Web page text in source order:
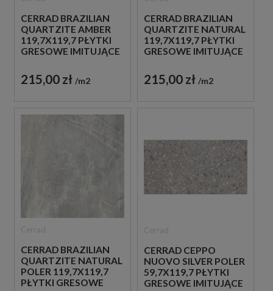
CERRAD BRAZILIAN
QUARTZITE AMBER
119,7X119,7 PŁYTKI
GRESOWE IMITUJĄCE
215,00 zł m2
CERRAD BRAZILIAN
QUARTZITE NATURAL
119,7X119,7 PŁYTKI
GRESOWE IMITUJĄCE
215,00 zł m2
CERRAD BRAZILIAN
QUARTZITE NATURAL
POLER 119,7X119,7
PŁYTKI GRESOWE
CERRAD CEPPO
NUOVO SILVER POLER
59,7X119,7 PŁYTKI
GRESOWE IMITUJĄCE